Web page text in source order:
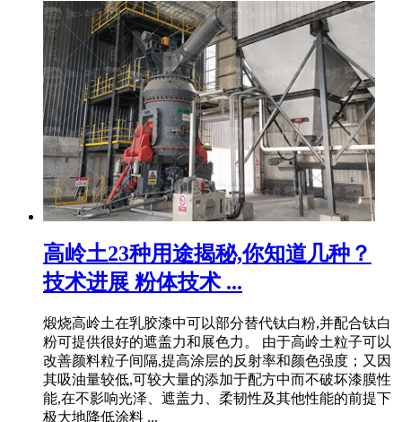
高岭土23种用途揭秘,你知道几种？
技术进展 粉体技术 ...
煅烧高岭土在乳胶漆中可以部分替代钛白粉,并配合钛白
粉可提供很好的遮盖力和展色力。 由于高岭土粒子可以
改善颜料粒子间隔,提高涂层的反射率和颜色强度；又因
其吸油量较低,可较大量的添加于配方中而不破坏漆膜性
能,在不影响光泽、遮盖力、柔韧性及其他性能的前提下
极大地降低涂料 ...